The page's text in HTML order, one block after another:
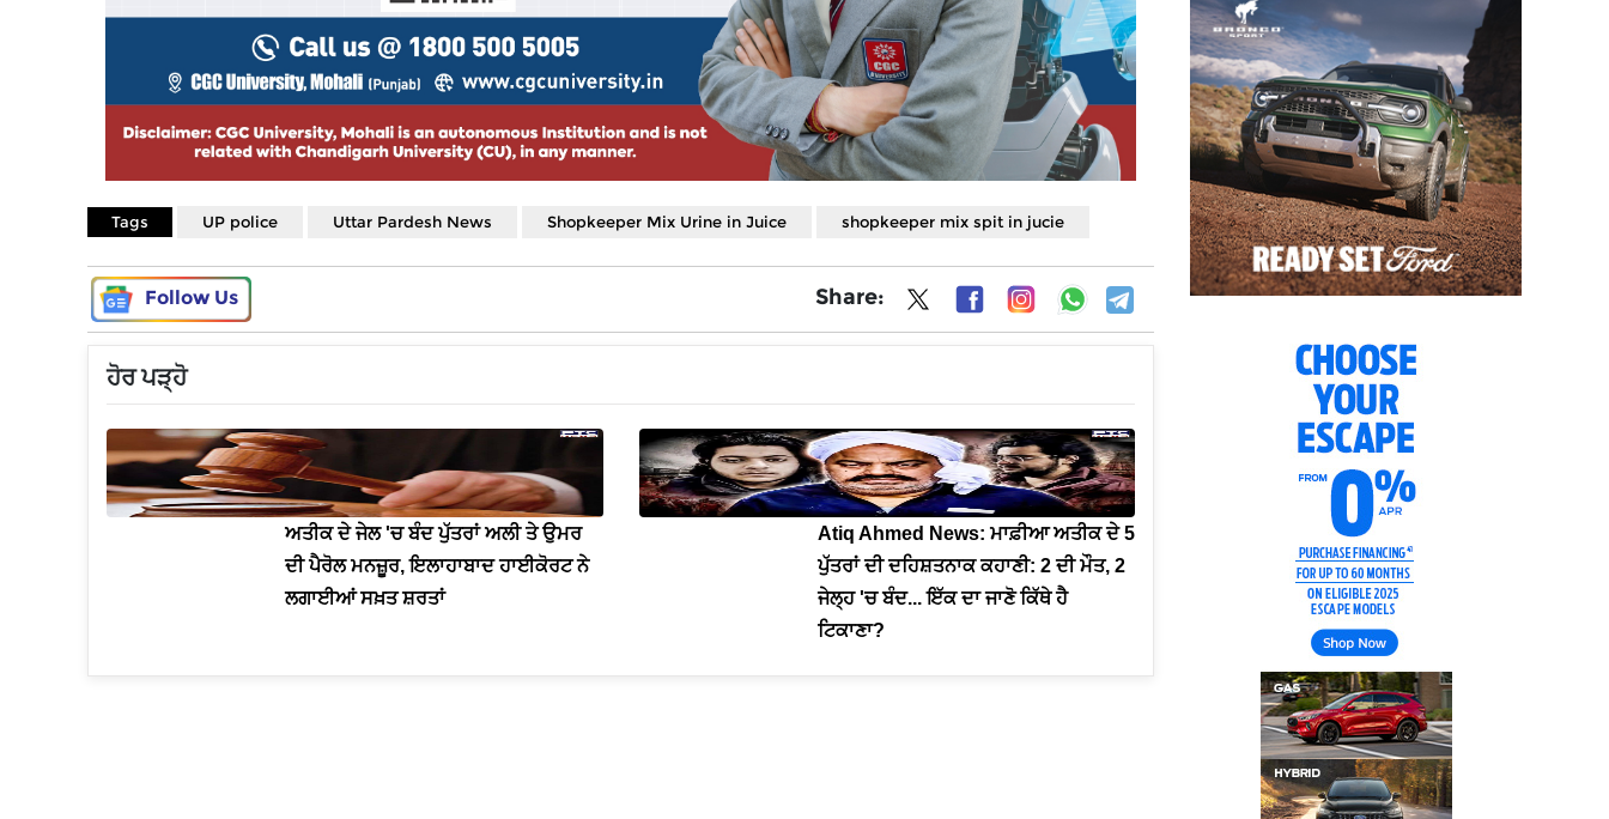
Tags UP police Uttar Pardesh News Shopkeeper Mix Urine in Juice shopkeeper mix spit in jucie
Follow Us Share:
ਹੋਰ ਪੜ੍ਹੋ
ਅਤੀਕ ਦੇ ਜੇਲ 'ਚ ਬੰਦ ਪੁੱਤਰਾਂ ਅਲੀ ਤੇ ਉਮਰ
ਦੀ ਪੈਰੋਲ ਮਨਜ਼ੂਰ, ਇਲਾਹਾਬਾਦ ਹਾਈਕੋਰਟ ਨੇ
ਲਗਾਈਆਂ ਸਖ਼ਤ ਸ਼ਰਤਾਂ
Atiq Ahmed News: ਮਾਫ਼ੀਆ ਅਤੀਕ ਦੇ 5
ਪੁੱਤਰਾਂ ਦੀ ਦਹਿਸ਼ਤਨਾਕ ਕਹਾਣੀ: 2 ਦੀ ਮੌਤ, 2
ਜੇਲ੍ਹ 'ਚ ਬੰਦ... ਇੱਕ ਦਾ ਜਾਣੋ ਕਿੱਥੇ ਹੈ
ਟਿਕਾਣਾ?